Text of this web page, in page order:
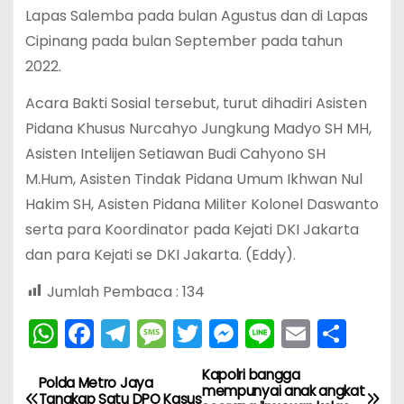
Lapas Salemba pada bulan Agustus dan di Lapas
Cipinang pada bulan September pada tahun
2022.
Acara Bakti Sosial tersebut, turut dihadiri Asisten
Pidana Khusus Nurcahyo Jungkung Madyo SH MH,
Asisten Intelijen Setiawan Budi Cahyono SH
M.Hum, Asisten Tindak Pidana Umum Ikhwan Nul
Hakim SH, Asisten Pidana Militer Kolonel Daswanto
serta para Koordinator pada Kejati DKI Jakarta
dan para Kejati se DKI Jakarta. (Eddy).
Jumlah Pembaca : 134
W
h
a
F
a
c
T
el
e
M
e
s
T
w
itt
M
e
s
Li
n
e
E
m
ai
S
ar
N
Kapolri bangga
mempunyai anak angkat
Polda Metro Jaya
Tangkap Satu DPO Kasus